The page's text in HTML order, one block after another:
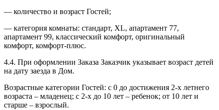
— количество и возраст Гостей;
— категория комнаты: стандарт, XL, апартамент 77,
апартамент 99, классический комфорт, оригинальный
комфорт, комфорт-плюс.
4.4. При оформлении Заказа Заказчик указывает возраст детей
на дату заезда в Дом.
Возрастные категории Гостей: с 0 до достижения 2-х летнего
возраста – младенец; с 2-х до 10 лет – ребенок; от 10 лет и
старше – взрослый.